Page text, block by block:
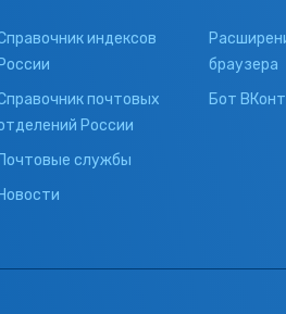
индексов
России
почтовых
России
Почтовые службы
Новости
браузера
Бот